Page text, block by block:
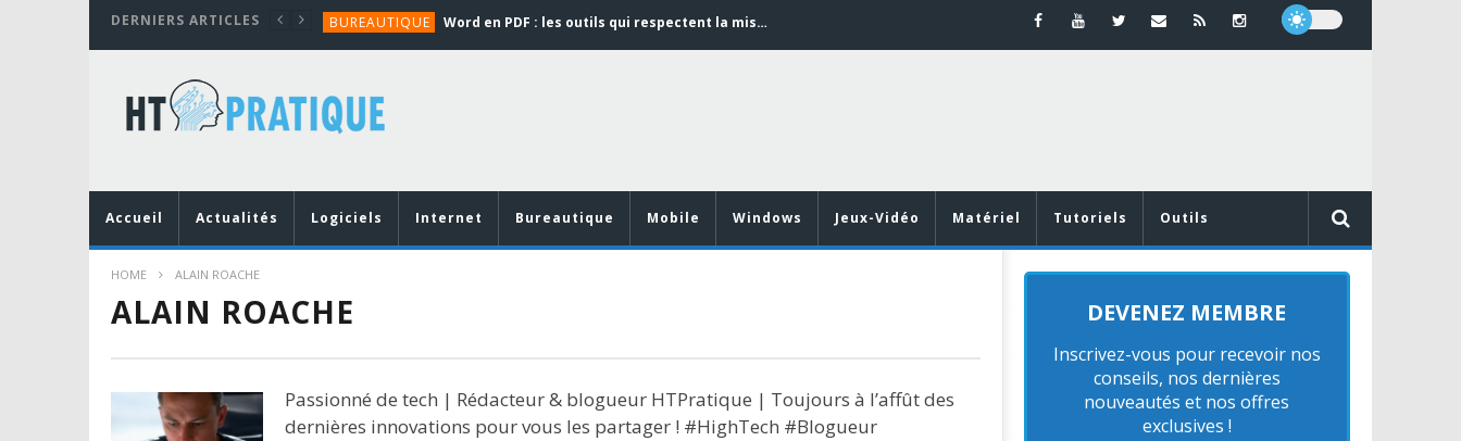
DERNIERS ARTICLES BUREAUTIQUE Word en PDF : les outils qui respectent la mise en page
TUTORIALS
MATÉRIEL
BUREAUTIQUE Word en PDF : les outils qui respectent la mise en page
Accueil Actualités Logiciels Internet Bureautique Mobile Windows Jeux-Vidéo Matériel Tutoriels Outils
HOME ALAIN ROACHE
ALAIN ROACHE
Passionné de tech | Rédacteur & blogueur HTPratique | Toujours à l’affût des
dernières innovations pour vous les partager ! #HighTech #Blogueur
DEVENEZ MEMBRE
Inscrivez-vous pour recevoir nos
conseils, nos dernières
nouveautés et nos offres
exclusives !